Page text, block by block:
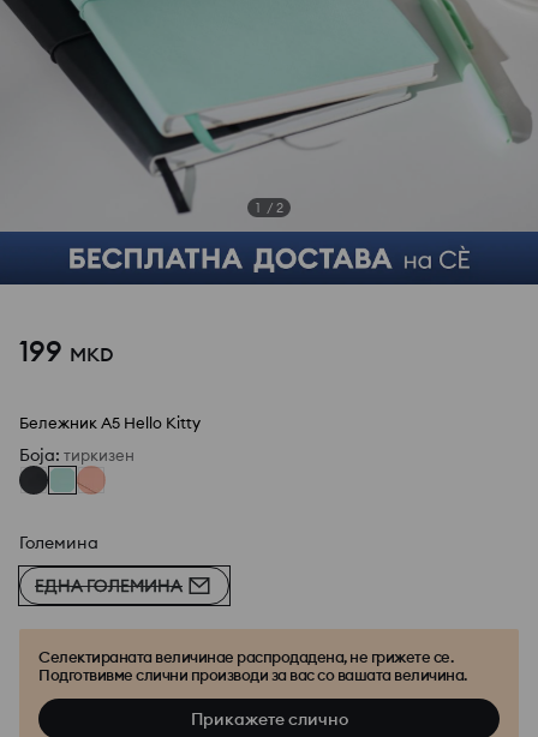
1 / 2
199 MKD
Бележник А5 Hello Kitty
Боја: тиркизен
Големина
ЕДНА ГОЛЕМИНА
Селектираната величинае распродадена, не грижете се.
Подготвивме слични производи за вас со вашата величина.
Прикажете слично